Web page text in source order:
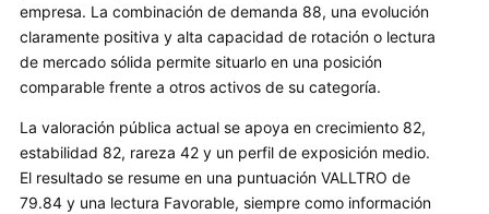
empresa. La combinación de demanda 88, una evolución
claramente positiva y alta capacidad de rotación o lectura
de mercado sólida permite situarlo en una posición
comparable frente a otros activos de su categoría.
La valoración pública actual se apoya en crecimiento 82,
estabilidad 82, rareza 42 y un perfil de exposición medio.
El resultado se resume en una puntuación VALLTRO de
79.84 y una lectura Favorable, siempre como información